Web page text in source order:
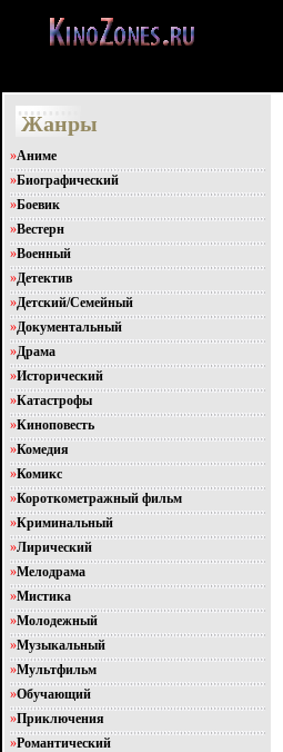
Жанры
»Аниме
»Биографический
»Боевик
»Вестерн
»Военный
»Детектив
»Детский/Семейный
»Документальный
»Драма
»Исторический
»Катастрофы
»Киноповесть
»Комедия
»Комикс
»Короткометражный фильм
»Криминальный
»Лирический
»Мелодрама
»Мистика
»Молодежный
»Музыкальный
»Мультфильм
»Обучающий
»Приключения
»Романтический